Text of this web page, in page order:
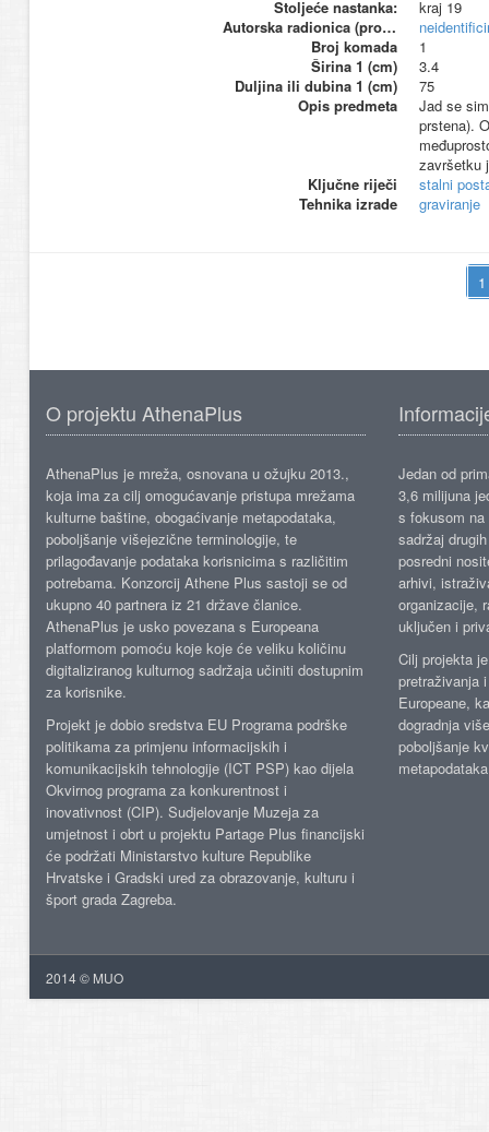
Stoljeće nastanka:
kraj 19
Autorska radionica (proizvođač)
Broj komada
1
Širina 1 (cm)
3.4
Duljina ili dubina 1 (cm)
75
Opis predmeta
Jad se
prstena).
završetku
Ključne riječi
stalni
Tehnika izrade
graviranje
O projektu AthenaPlus
AthenaPlus je mreža, osnovana u ožujku 2013.,
koja ima za cilj omogućavanje pristupa mrežama
kulturne baštine, obogaćivanje metapodataka,
poboljšanje višejezične terminologije, te
prilagođavanje podataka korisnicima s različitim
potrebama. Konzorcij Athene Plus sastoji se od
ukupno 40 partnera iz 21 države članice.
AthenaPlus je usko povezana s Europeana
platformom pomoću koje koje će veliku količinu
digitaliziranog kulturnog sadržaja učiniti dostupnim
za korisnike.
Projekt je dobio sredstva EU Programa podrške
politikama za primjenu informacijskih i
komunikacijskih tehnologije (ICT PSP) kao dijela
Okvirnog programa za konkurentnost i
inovativnost (CIP). Sudjelovanje Muzeja za
umjetnost i obrt u projektu Partage Plus financijski
će podržati Ministarstvo kulture Republike
Hrvatske i Gradski ured za obrazovanje, kulturu i
šport grada Zagreba.
Jedan od
3,6 milijuna
s fokusom
sadržaj
posredni
arhivi,
organizacije,
uključen i
Cilj projekta
pretraživanja
Europeane,
dogradnja
poboljšanje
2014 © MUO